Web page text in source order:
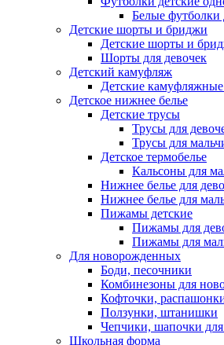
Белые футболки
Детские шорты и бриджи
Детские шорты и
Шорты для девочек
Детский камуфляж
Детские
Детское нижнее белье
Детские трусы
Трусы для
Трусы для
Детское термобелье
Кальсоны для
Нижнее белье для
Нижнее белье для
Пижамы детские
Пижамы для
Пижамы для
Для новорожденных
Боди, песочники
Комбинезоны для
Кофточки,
Ползунки, штанишки
Чепчики, шапочки
Школьная форма